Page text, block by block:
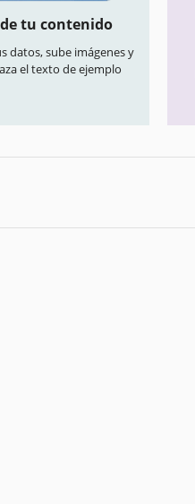
tu contenido
datos, sube imágenes y
el texto de ejemplo